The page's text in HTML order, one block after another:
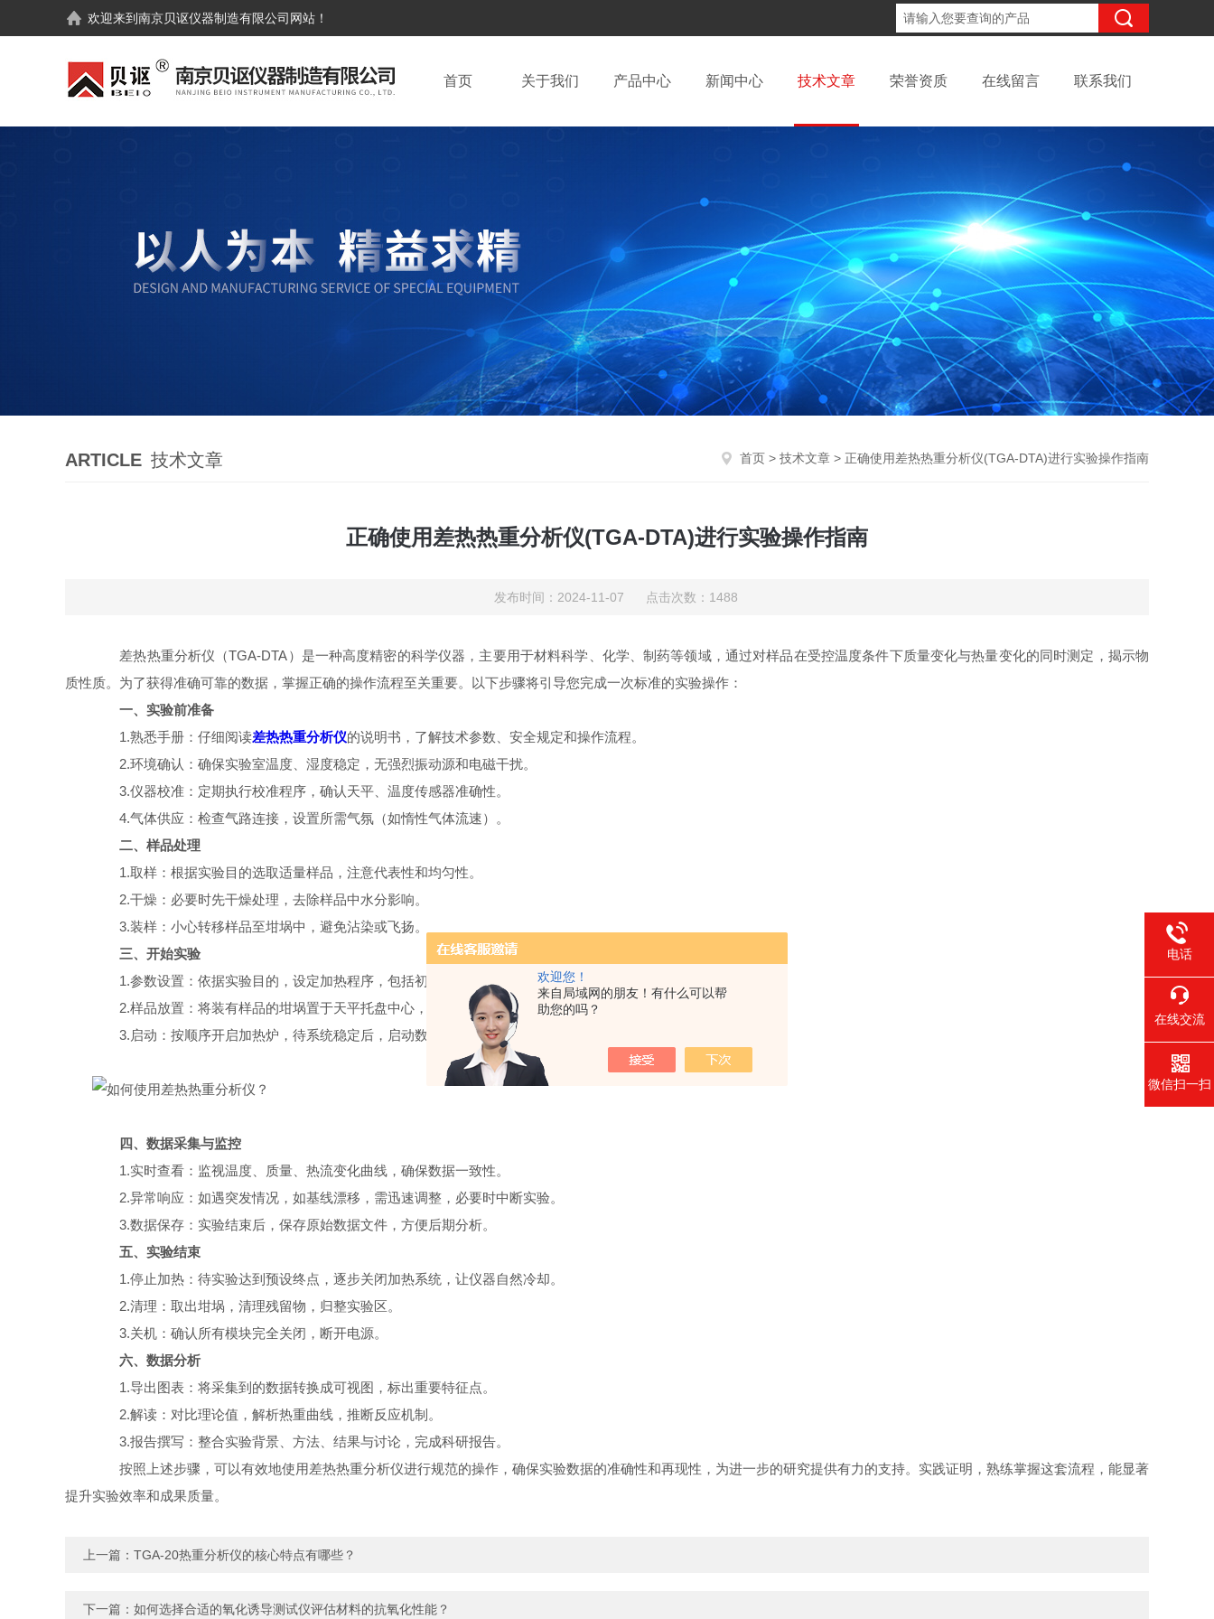
欢迎您！
来自局域网的朋友！有什么可以帮
助您的吗？
欢迎来到南京贝讴仪器制造有限公司 网站！
首页 关于我们 产品中心 新闻中心 技术文章 荣誉资质 在线留言 联系我们
ARTICLE 技术文章 首页 > 技术文章 > 正确使用差热热重分析仪(TGA-DTA)进行实验操作指南
正确使用差热热重分析仪(TGA-DTA)进行实验操作指南
发布时间：2024-11-07 点击次数：1488
差热热重分析仪（TGA-DTA）是一种高度精密的科学仪器，主要用于材料科学、化学、制药等领域，通过对样品在受控温度条件下质量变化与热量变化的同时测定，揭示物
质性质。为了获得准确可靠的数据，掌握正确的操作流程至关重要。以下步骤将引导您完成一次标准的实验操作：
一、实验前准备
1.熟悉手册：仔细阅读差热热重分析仪的说明书，了解技术参数、安全规定和操作流程。
2.环境确认：确保实验室温度、湿度稳定，无强烈振动源和电磁干扰。
3.仪器校准：定期执行校准程序，确认天平、温度传感器准确性。
4.气体供应：检查气路连接，设置所需气氛（如惰性气体流速）。
二、样品处理
1.取样：根据实验目的选取适量样品，注意代表性和均匀性。
2.干燥：必要时先干燥处理，去除样品中水分影响。
3.装样：小心转移样品至坩埚中，避免沾染或飞扬。
三、开始实验
1.参数设置：依据实验目的，设定加热程序，包括初始温度、终了温度、升/降温速率、气氛类型。
2.样品放置：将装有样品的坩埚置于天平托盘中心，盖好。
3.启动：按顺序开启加热炉，待系统稳定后，启动数据采集。
四、数据采集与监控
1.实时查看：监视温度、质量、热流变化曲线，确保数据一致性。
2.异常响应：如遇突发情况，如基线漂移，需迅速调整，必要时中断实验。
3.数据保存：实验结束后，保存原始数据文件，方便后期分析。
五、实验结束
1.停止加热：待实验达到预设终点，逐步关闭加热系统，让仪器自然冷却。
2.清理：取出坩埚，清理残留物，归整实验区。
3.关机：确认所有模块完全关闭，断开电源。
六、数据分析
1.导出图表：将采集到的数据转换成可视图，标出重要特征点。
2.解读：对比理论值，解析热重曲线，推断反应机制。
3.报告撰写：整合实验背景、方法、结果与讨论，完成科研报告。
按照上述步骤，可以有效地使用差热热重分析仪进行规范的操作，确保实验数据的准确性和再现性，为进一步的研究提供有力的支持。实践证明，熟练掌握这套流程，能显著
提升实验效率和成果质量。
上一篇： TGA-20热重分析仪的核心特点有哪些？
下一篇： 如何选择合适的氧化诱导测试仪评估材料的抗氧化性能？
电话
在线交流
微信扫一扫